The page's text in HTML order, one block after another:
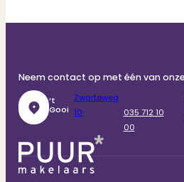
Neem contact op met één van
‘t
Gooi
Zwarteweg
10
035 712 10
00